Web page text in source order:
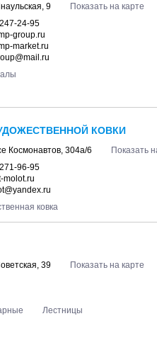
9
Показать на карте
24-95
group.ru
market.ru
КОВКИ
Космонавтов, 304а/6
Показать
96-95
molot.ru
ковка
39
Показать на карте
Лестницы